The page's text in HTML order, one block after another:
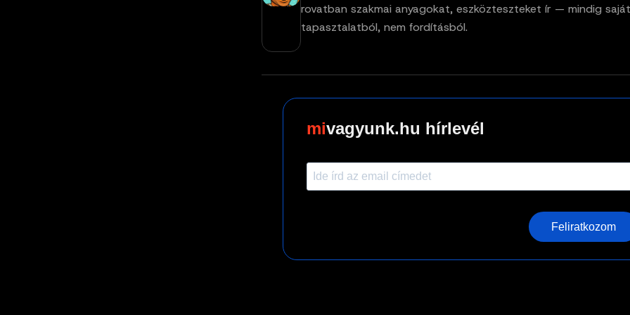
rovatban szakmai anyagokat, eszközteszteket ír — mindig saját
tapasztalatból, nem fordításból.
vagyunk.hu hírlevél
Feliratkozom